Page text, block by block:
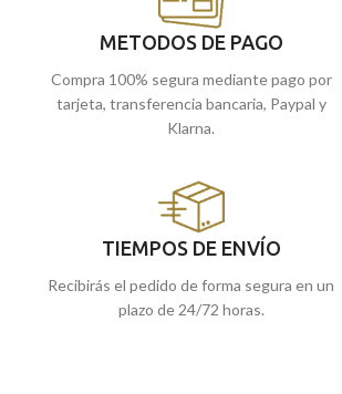
Puedes encontrarla en nuestras tiendas
de Málaga, o comprarla online y te la
METODOS DE PAGO
Compra 100% segura mediante pago por
tarjeta, transferencia bancaria, Paypal y
Klarna.
TIEMPOS DE ENVÍO
Recibirás el pedido de forma segura en un
plazo de 24/72 horas.